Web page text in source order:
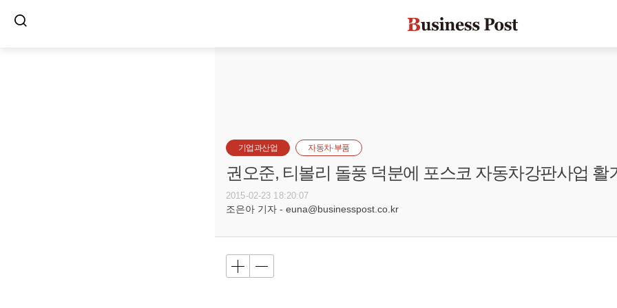
기업과산업 자동차·부품
권오준, 티볼리 돌풍 덕분에 포스코 자동차강판사업 활
2015-02-23 18:20:07
조은아 기자 - euna@businesspost.co.kr